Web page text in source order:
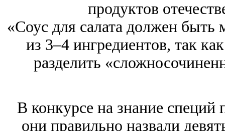
продуктов
«Соус для салата должен быть
из 3–4 ингредиентов, так
разделить
В конкурсе на знание специй
они правильно назвали